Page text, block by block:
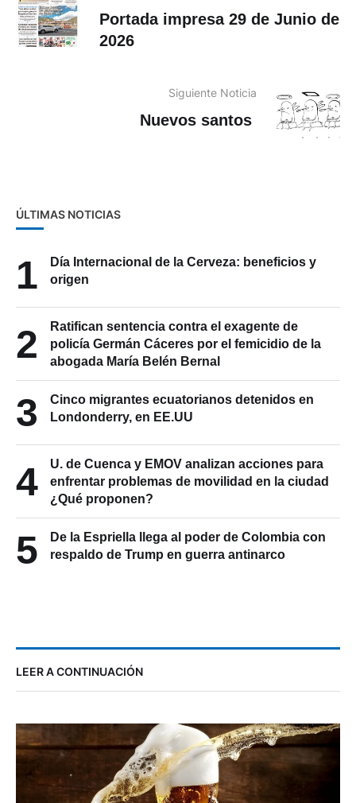
Portada impresa 29 de Junio de
2026
Siguiente Noticia
Nuevos santos
ÚLTIMAS NOTICIAS
1
Día Internacional de la Cerveza: beneficios y
origen
2
Ratifican sentencia contra el exagente de
policía Germán Cáceres por el femicidio de la
abogada María Belén Bernal
3
Cinco migrantes ecuatorianos detenidos en
Londonderry, en EE.UU
4
U. de Cuenca y EMOV analizan acciones para
enfrentar problemas de movilidad en la ciudad
¿Qué proponen?
5
De la Espriella llega al poder de Colombia con
respaldo de Trump en guerra antinarco
LEER A CONTINUACIÓN